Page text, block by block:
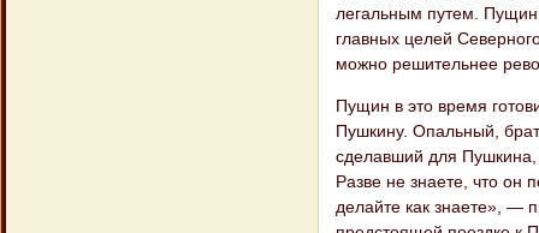
легальным путем. Пущин
главных целей
можно решительнее
Пущин в это время
Пушкину. Опальный,
сделавший для Пушкина,
Разве не знаете, что
делайте как знаете», —